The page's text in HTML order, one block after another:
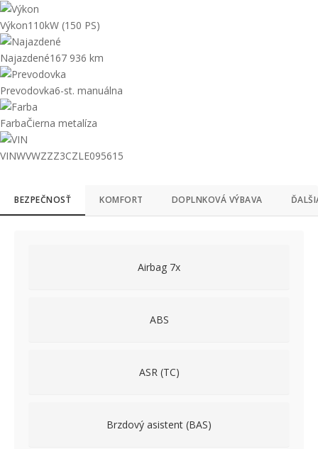
FarbaČierna metalíza
VIN WVWZZZ3CZLE095615
BEZPEČNOSŤ KOMFORT
ABS
ASR (TC)
Brzdový asistent (BAS)
Deaktivácia airbagov
ESP